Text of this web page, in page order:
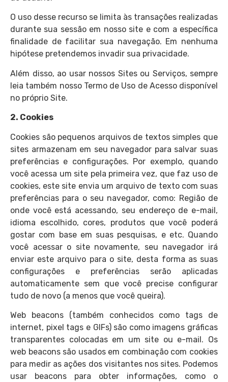
O uso desse recurso se limita às transações realizadas
durante sua sessão em nosso site e com a específica
finalidade de facilitar sua navegação. Em nenhuma
hipótese pretendemos invadir sua privacidade.
Além disso, ao usar nossos Sites ou Serviços, sempre
leia também nosso Termo de Uso de Acesso disponível
no próprio Site.
2. Cookies
Cookies são pequenos arquivos de textos simples que
sites armazenam em seu navegador para salvar suas
preferências e configurações. Por exemplo, quando
você acessa um site pela primeira vez, que faz uso de
cookies, este site envia um arquivo de texto com suas
preferências para o seu navegador, como: Região de
onde você está acessando, seu endereço de e-mail,
idioma escolhido, cores, produtos que você poderá
gostar com base em suas pesquisas, e etc. Quando
você acessar o site novamente, seu navegador irá
enviar este arquivo para o site, desta forma as suas
configurações e preferências serão aplicadas
automaticamente sem que você precise configurar
tudo de novo (a menos que você queira).
Web beacons (também conhecidos como tags de
internet, pixel tags e GIFs) são como imagens gráficas
transparentes colocadas em um site ou e-mail. Os
web beacons são usados em combinação com cookies
para medir as ações dos visitantes nos sites. Podemos
usar beacons para obter informações, como o